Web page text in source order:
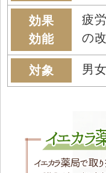
効果
効能
疲
の
対象 男